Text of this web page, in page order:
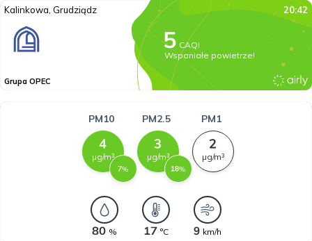
Kalinkowa, Grudziądz 20:42
CAQI
Wspaniałe powietrze!
Grupa OPEC
PM10
µg/m³
%
PM2.5
µg/m³
%
PM1
µg/m³
% °C km/h